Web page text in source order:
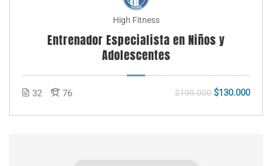
High Fitness
Entrenador Especialista en Niños y
Adolescentes
32 76 $199.000 $130.000